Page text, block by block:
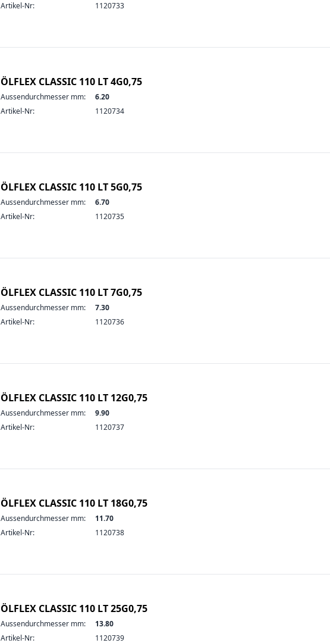
Artikel-Nr:
1120733
ÖLFLEX CLASSIC 110 LT 4G0,75
Aussendurchmesser mm:
6.20
Artikel-Nr:
1120734
ÖLFLEX CLASSIC 110 LT 5G0,75
Aussendurchmesser mm:
6.70
Artikel-Nr:
1120735
ÖLFLEX CLASSIC 110 LT 7G0,75
Aussendurchmesser mm:
7.30
Artikel-Nr:
1120736
ÖLFLEX CLASSIC 110 LT 12G0,75
Aussendurchmesser mm:
9.90
Artikel-Nr:
1120737
ÖLFLEX CLASSIC 110 LT 18G0,75
Aussendurchmesser mm:
11.70
Artikel-Nr:
1120738
ÖLFLEX CLASSIC 110 LT 25G0,75
Aussendurchmesser mm:
13.80
Artikel-Nr:
1120739